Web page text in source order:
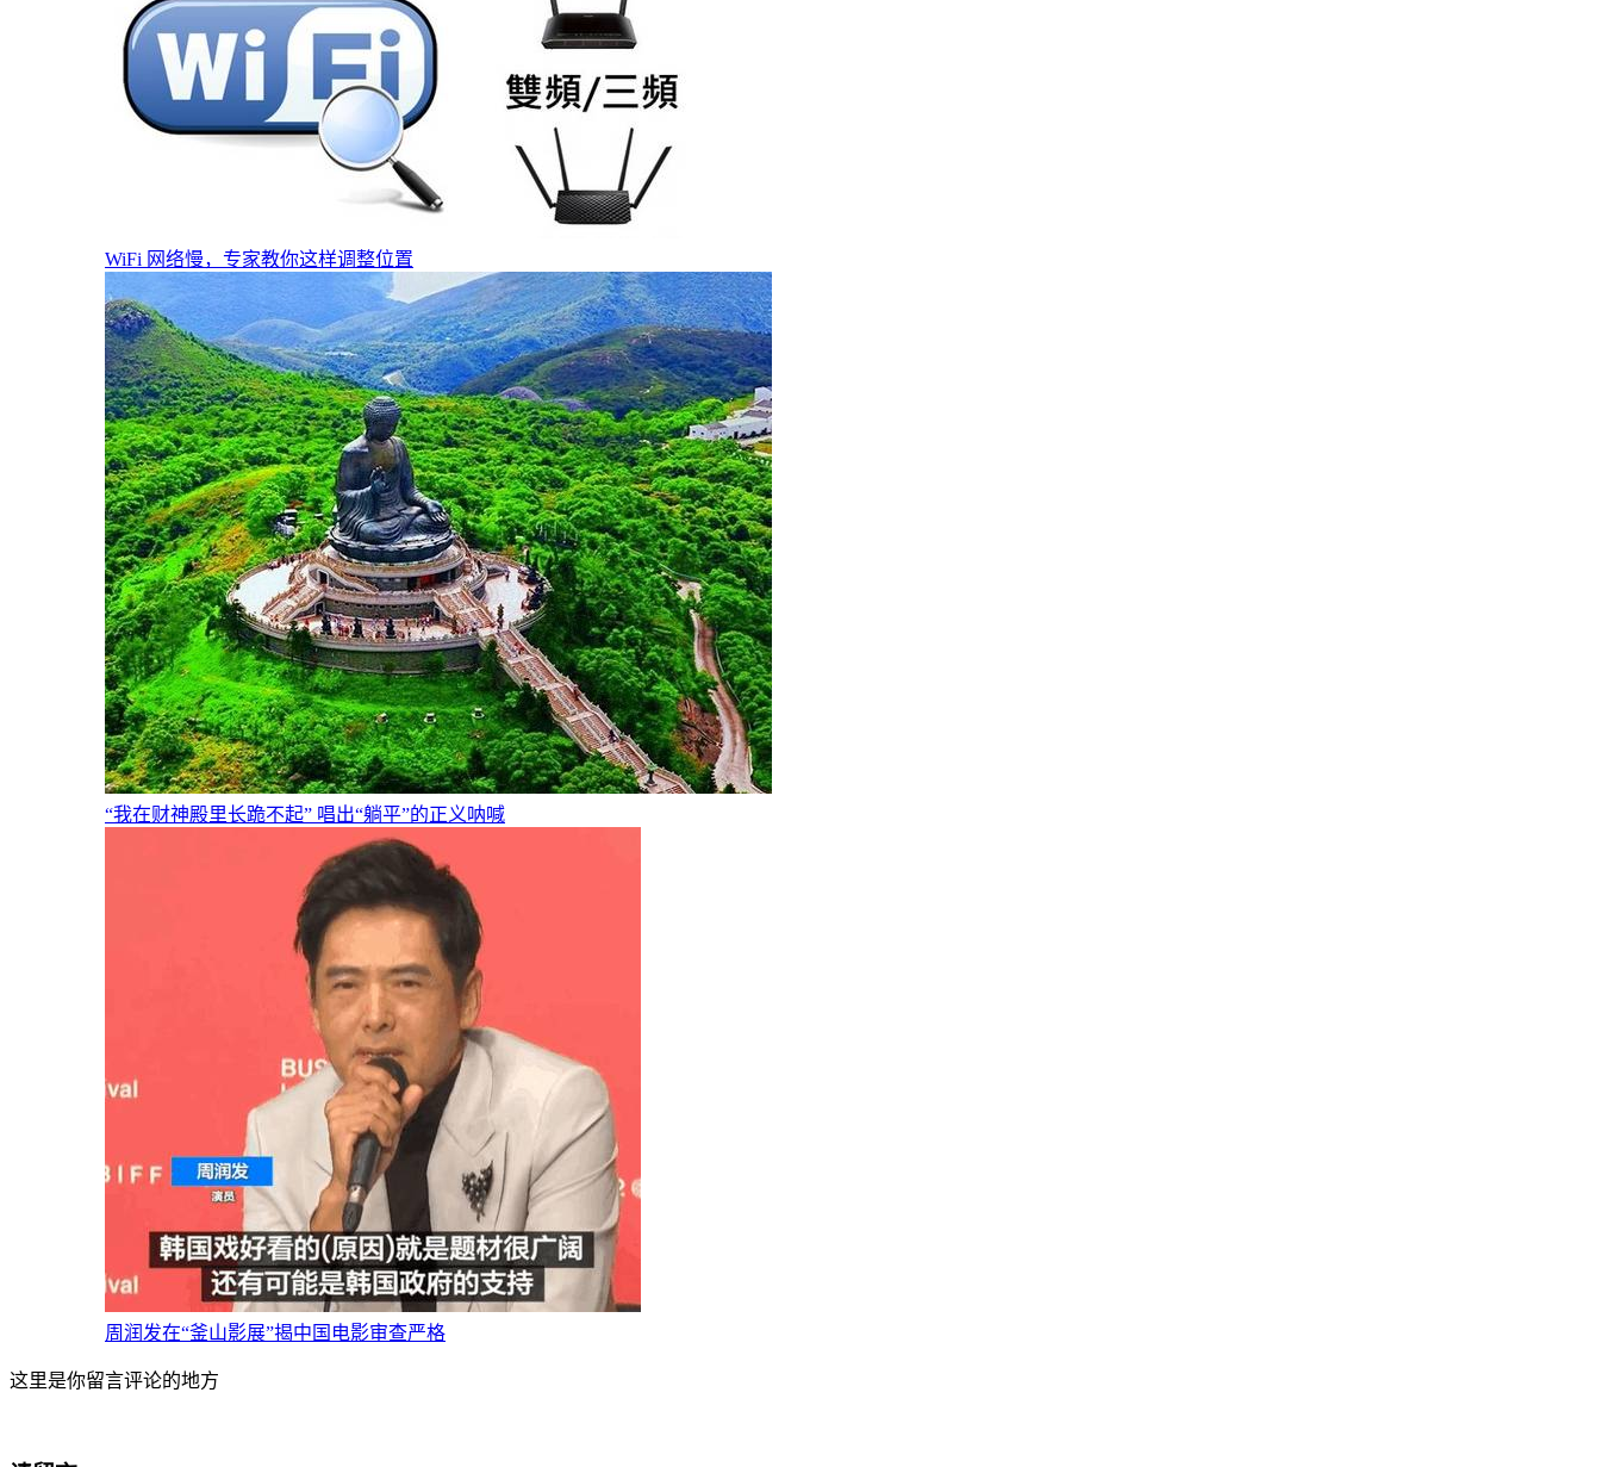
WiFi 网络慢，专家教你这样调整位置
“我在财神殿里长跪不起” 唱出“躺平”的正义呐喊
周润发在“釜山影展”揭中国电影审查严格
这里是你留言评论的地方